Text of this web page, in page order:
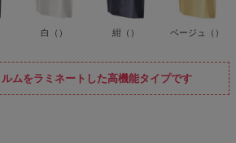
白（） 紺（） ベージュ（）
ムをラミネートした高機能タイプです